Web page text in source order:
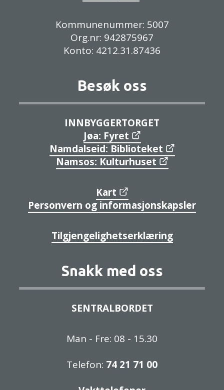
Kommunenummer: 5007
Org.nr: 942875967
Konto: 4212.31.87436
Besøk oss
INNBYGGERTORGET
Jøa: Fyret
Namdalseid: Biblioteket
Namsos: Kulturhuset
Kart
Personvern og informasjonskapsler
Tilgjengelighetserklæring
Snakk med oss
SENTRALBORDET
Man - Fre: 08 - 15.30
Telefon: 74 21 71 00